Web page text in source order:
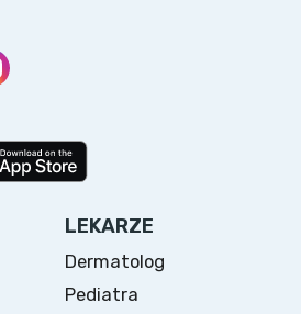
LEKARZE
Dermatolog
Pediatra